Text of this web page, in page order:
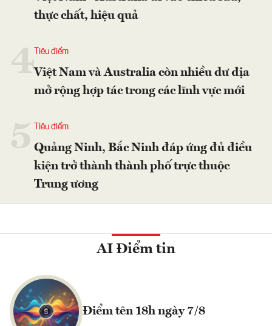
thực chất, hiệu quả
4 Tiêu điểm
Việt Nam và Australia còn nhiều dư địa
mở rộng hợp tác trong các lĩnh vực mới
Tiêu điểm
Quảng Ninh, Bắc Ninh đáp ứng đủ điều
kiện trở thành thành phố trực thuộc
Trung ương
AI Điểm tin
Điểm tên 18h ngày 7/8